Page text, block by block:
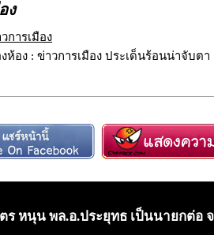
ง
การเมือง
ห้อง : ข่าวการเมือง ประเด็นร้อนน่าจับตา
ร หนุน พล.อ.ประยุทธ เป็นนายกต่อ